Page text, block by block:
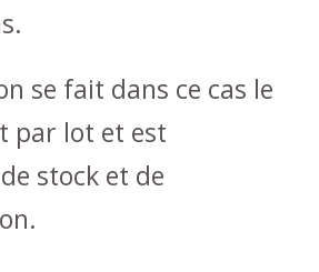
se fait dans ce cas le
par lot et est
stock et de